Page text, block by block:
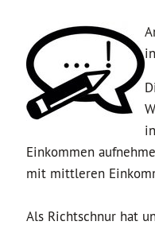
Einkommen
mit mittleren
Als Richtschnur hat